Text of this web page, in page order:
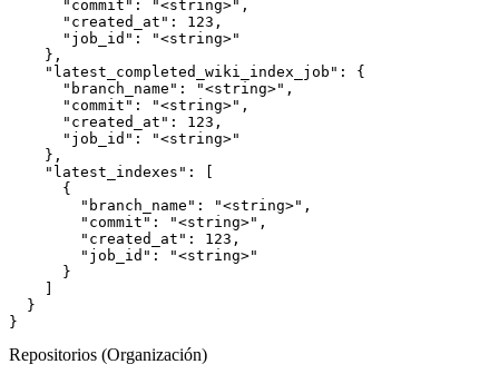
      "commit": "<string>",
      "created_at": 123,
      "job_id": "<string>"
    },
    "latest_completed_wiki_index_job": {
      "branch_name": "<string>",
      "commit": "<string>",
      "created_at": 123,
      "job_id": "<string>"
    },
    "latest_indexes": [
      {
        "branch_name": "<string>",
        "commit": "<string>",
        "created_at": 123,
        "job_id": "<string>"
      }
  }
}
Repositorios (Organización)